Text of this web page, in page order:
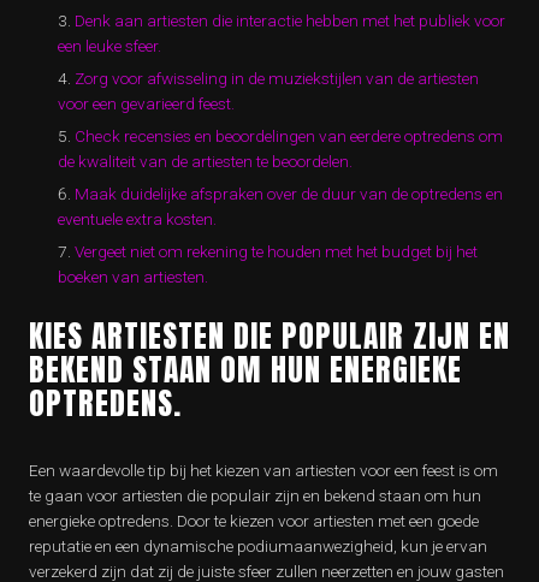
Denk aan artiesten die interactie hebben met het publiek voor
een leuke sfeer.
Zorg voor afwisseling in de muziekstijlen van de artiesten
voor een gevarieerd feest.
Check recensies en beoordelingen van eerdere optredens om
de kwaliteit van de artiesten te beoordelen.
Maak duidelijke afspraken over de duur van de optredens en
eventuele extra kosten.
Vergeet niet om rekening te houden met het budget bij het
boeken van artiesten.
KIES ARTIESTEN DIE POPULAIR ZIJN EN
BEKEND STAAN OM HUN ENERGIEKE
OPTREDENS.
Een waardevolle tip bij het kiezen van artiesten voor een feest is om
te gaan voor artiesten die populair zijn en bekend staan om hun
energieke optredens. Door te kiezen voor artiesten met een goede
reputatie en een dynamische podiumaanwezigheid, kun je ervan
verzekerd zijn dat zij de juiste sfeer zullen neerzetten en jouw gasten